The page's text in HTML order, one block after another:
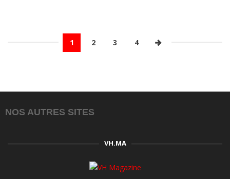
1 2 3 4
NOS AUTRES SITES
VH.MA